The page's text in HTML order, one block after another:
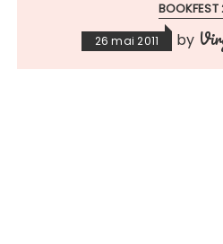
BOOKFEST
26 mai 2011 by